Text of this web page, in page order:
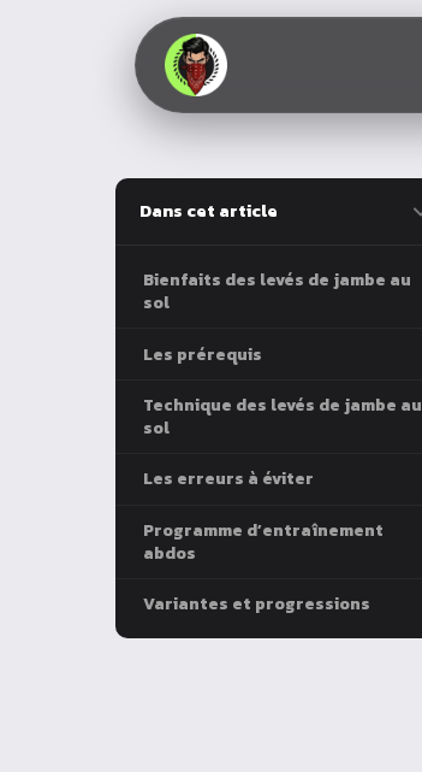
Dans cet article
Bienfaits des levés de jambe au
sol
Les prérequis
Technique des levés de jambe au
sol
Les erreurs à éviter
Programme d’entraînement
abdos
Variantes et progressions